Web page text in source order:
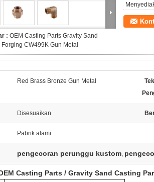
: OEM Casting Parts Gravity Sand
CW499K Gun Metal
Red Brass Bronze Gun Metal
Disesuaikan
Pabrik alami
pengecoran perunggu kustom,
Casting Parts / Gravity Sand Casting